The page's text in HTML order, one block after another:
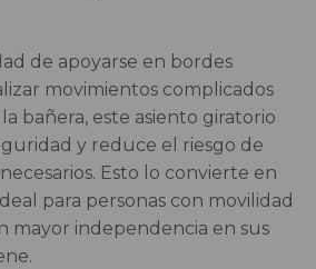
de apoyarse en bordes
movimientos complicados
bañera, este asiento giratorio
y reduce el riesgo de
Esto lo convierte en
para personas con movilidad
mayor independencia en sus